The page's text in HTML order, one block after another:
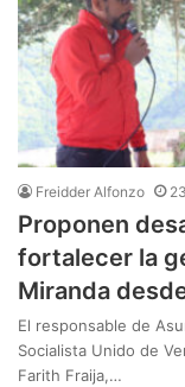
Freidder Alfonzo
Proponen
fortalecer la
Miranda
El responsable de
Socialista Unido de
Farith Fraija,…